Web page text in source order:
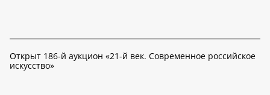
Открыт 186-й аукцион «21-й век. Современное российское
искусство»